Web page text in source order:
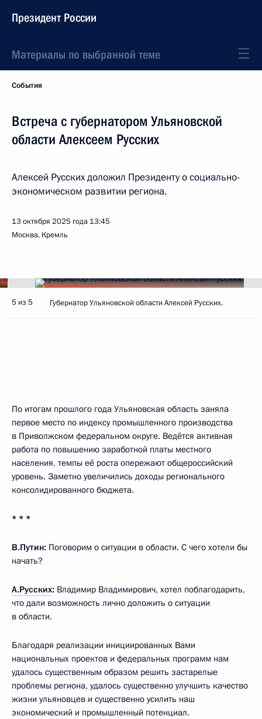
Президент России
Материалы по выбранной теме
События
Встреча с губернатором Ульяновской
области Алексеем Русских
Алексей Русских доложил Президенту о социально-
экономическом развитии региона.
13 октября 2025 года 13:45
Москва, Кремль
5 из 5 Губернатор Ульяновской области Алексей Русских.
По итогам прошлого года Ульяновская область заняла
первое место по индексу промышленного производства
в Приволжском федеральном округе. Ведётся активная
работа по повышению заработной платы местного
населения, темпы её роста опережают общероссийский
уровень. Заметно увеличились доходы регионального
консолидированного бюджета.
* * *
В.Путин: Поговорим о ситуации в области. С чего хотели бы
начать?
А.Русских: Владимир Владимирович, хотел поблагодарить,
что дали возможность лично доложить о ситуации
в области.
Благодаря реализации инициированных Вами
национальных проектов и федеральных программ нам
удалось существенным образом решить застарелые
проблемы региона, удалось существенно улучшить качество
жизни ульяновцев и существенно усилить наш
экономический и промышленный потенциал.